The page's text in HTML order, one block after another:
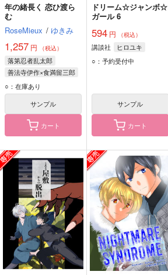
年の緒長く 恋ひ渡ら
む
RoseMieux / ゆきみ
1,257 円 （税込）
落第忍者乱太郎
善法寺伊作×食満留三郎
善法寺伊作
食満留三郎
○：在庫あり
サンプル
カート
ドリーム☆ジャンボ☆
ガール 6
594 円 （税込）
講談社
ヒロユキ
○：予約受付中
サンプル
カート